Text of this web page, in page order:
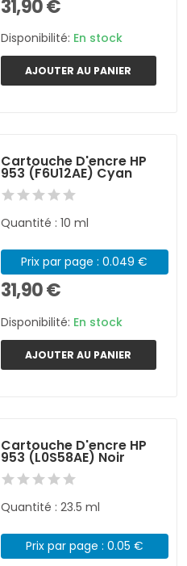
31,90 €
Disponibilité: En stock
AJOUTER AU PANIER
Cartouche D'encre HP
953 (F6U12AE) Cyan
Quantité : 10 ml
Prix par page : 0.049 €
31,90 €
Disponibilité: En stock
AJOUTER AU PANIER
Cartouche D'encre HP
953 (L0S58AE) Noir
Quantité : 23.5 ml
Prix par page : 0.05 €